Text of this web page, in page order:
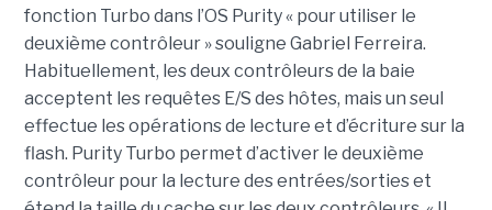
fonction Turbo dans l’OS Purity « pour utiliser le
deuxième contrôleur » souligne Gabriel Ferreira.
Habituellement, les deux contrôleurs de la baie
acceptent les requêtes E/S des hôtes, mais un seul
effectue les opérations de lecture et d’écriture sur la
flash. Purity Turbo permet d’activer le deuxième
contrôleur pour la lecture des entrées/sorties et